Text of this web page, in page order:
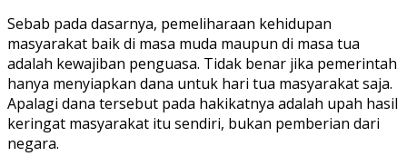
Sebab pada dasarnya, pemeliharaan kehidupan
masyarakat baik di masa muda maupun di masa tua
adalah kewajiban penguasa. Tidak benar jika pemerintah
hanya menyiapkan dana untuk hari tua masyarakat saja.
Apalagi dana tersebut pada hakikatnya adalah upah hasil
keringat masyarakat itu sendiri, bukan pemberian dari
negara.